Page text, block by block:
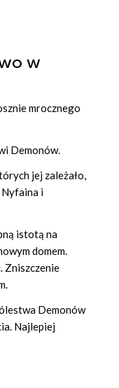
w
mrocznego
Demonów.
jej zależało,
Nyfaina i
istotą na
domem.
Zniszczenie
Demonów
Najlepiej